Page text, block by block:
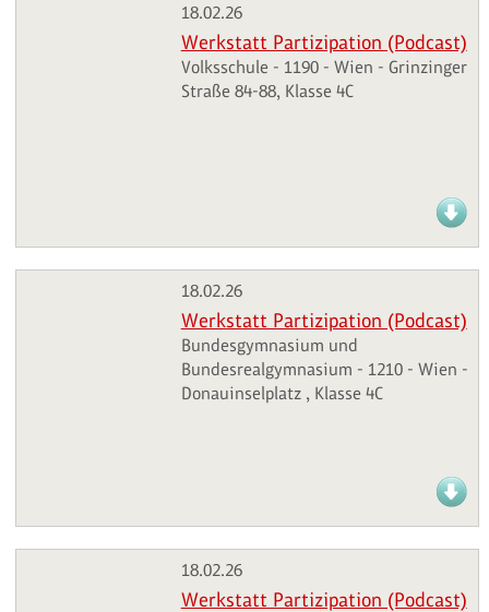
18.02.26
Werkstatt Partizipation (Podcast)
Volksschule - 1190 - Wien - Grinzinger
Straße 84-88, Klasse 4C
18.02.26
Werkstatt Partizipation (Podcast)
Bundesgymnasium und
Bundesrealgymnasium - 1210 - Wien -
Donauinselplatz , Klasse 4C
18.02.26
Werkstatt Partizipation (Podcast)